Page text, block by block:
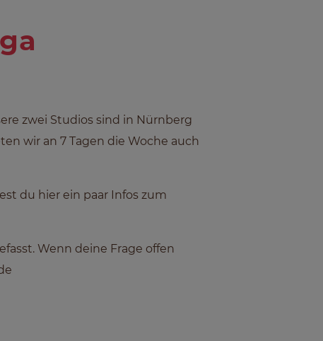
zwei Studios sind in Nürnberg
wir an 7 Tagen die Woche auch
du hier ein paar Infos zum
Wenn deine Frage offen